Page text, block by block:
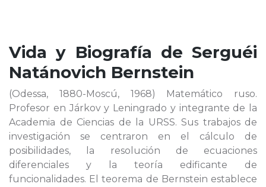
Vida y Biografía de Serguéi
Natánovich Bernstein
(Odessa, 1880-Moscú, 1968) Matemático ruso.
Profesor en Járkov y Leningrado y integrante de la
Academia de Ciencias de la URSS. Sus trabajos de
investigación se centraron en el cálculo de
posibilidades, la resolución de ecuaciones
diferenciales y la teoría edificante de
funcionalidades. El teorema de Bernstein establece